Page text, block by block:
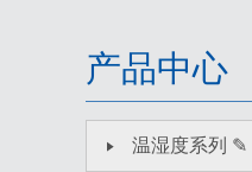
产品中心
温湿度系列 ✎